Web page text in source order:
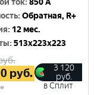
ток:850 A
:Обратная, R+
: 12 мес.
:513x223x223
руб.
3 120
руб.
в Сплит